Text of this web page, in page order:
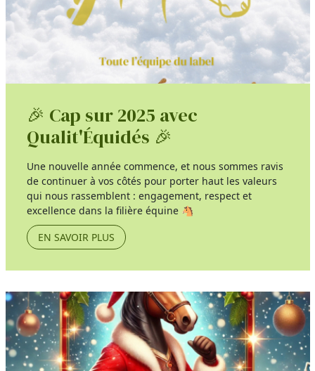
🎉 Cap sur 2025 avec
Qualit'Équidés 🎉
Une nouvelle année commence, et nous sommes ravis
de continuer à vos côtés pour porter haut les valeurs
qui nous rassemblent : engagement, respect et
excellence dans la filière équine 🐴
EN SAVOIR PLUS